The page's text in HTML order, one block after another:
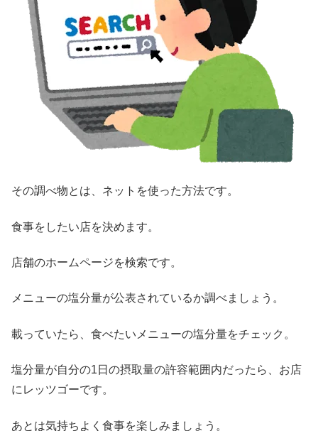
その調べ物とは、ネットを使った方法です。
食事をしたい店を決めます。
店舗のホームページを検索です。
メニューの塩分量が公表されているか調べましょう。
載っていたら、食べたいメニューの塩分量をチェック。
塩分量が自分の1日の摂取量の許容範囲内だったら、お店
にレッツゴーです。
あとは気持ちよく食事を楽しみましょう。